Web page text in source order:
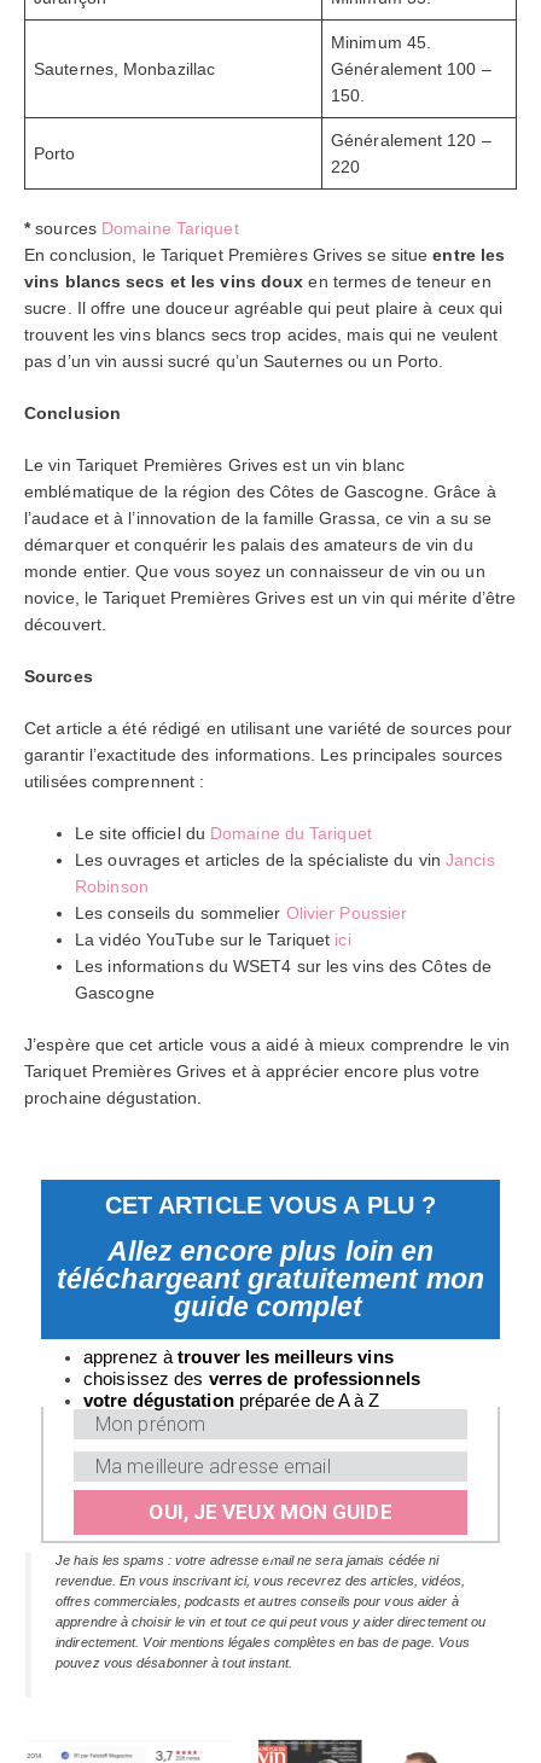
Sauternes, Monbazillac
Minimum 45.
Généralement 100 –
150.
Porto
Généralement 120 –
220
*sources Domaine Tariquet
En conclusion, le Tariquet Premières Grives se situeentre les
vins blancs secs et les vins doux en termes de teneur en
sucre. Il offre une douceur agréable qui peut plaire à ceux qui
trouvent les vins blancs secs trop acides, mais qui ne veulent
pas d’un vin aussi sucré qu’un Sauternes ou un Porto.
Conclusion
Le vin Tariquet Premières Grives est un vin blanc
emblématique de la région des Côtes de Gascogne. Grâce à
l’audace et à l’innovation de la famille Grassa, ce vin a su se
démarquer et conquérir les palais des amateurs de vin du
monde entier. Que vous soyez un connaisseur de vin ou un
novice, le Tariquet Premières Grives est un vin qui mérite d’être
découvert.
Sources
Cet article a été rédigé en utilisant une variété de sources pour
garantir l’exactitude des informations. Les principales sources
utilisées comprennent :
Le site officiel du Domaine du Tariquet
Les ouvrages et articles de la spécialiste du vinJancis
Robinson
Les conseils du sommelier Olivier Poussier
La vidéo YouTube sur le Tariquet ici
Les informations du WSET4 sur les vins des Côtes de
Gascogne
J’espère que cet article vous a aidé à mieux comprendre le vin
Tariquet Premières Grives et à apprécier encore plus votre
prochaine dégustation.
CET ARTICLE VOUS A PLU ?
Allez encore plus loin en
téléchargeant gratuitement mon
guide complet
apprenez àtrouver les meilleurs vins
choisissez des verres de professionnels
votre dégustation préparée de A à Z
OUI, JE VEUX MON GUIDE
Je hais les spams : votre adresse email ne sera jamais cédée ni
revendue. En vous inscrivant ici, vous recevrez des articles, vidéos,
offres commerciales, podcasts et autres conseils pour vous aider à
apprendre à choisir le vin et tout ce qui peut vous y aider directement ou
indirectement. Voir mentions légales complètes en bas de page. Vous
pouvez vous désabonner à tout instant.